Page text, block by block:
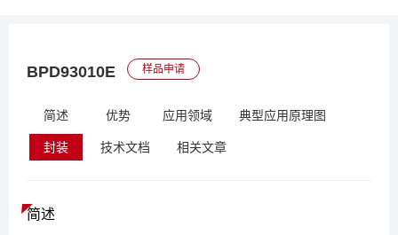
BPD93010E 样品申请
简述 优势 应用领域 典型应用原理图
封装 技术文档 相关文章
简述